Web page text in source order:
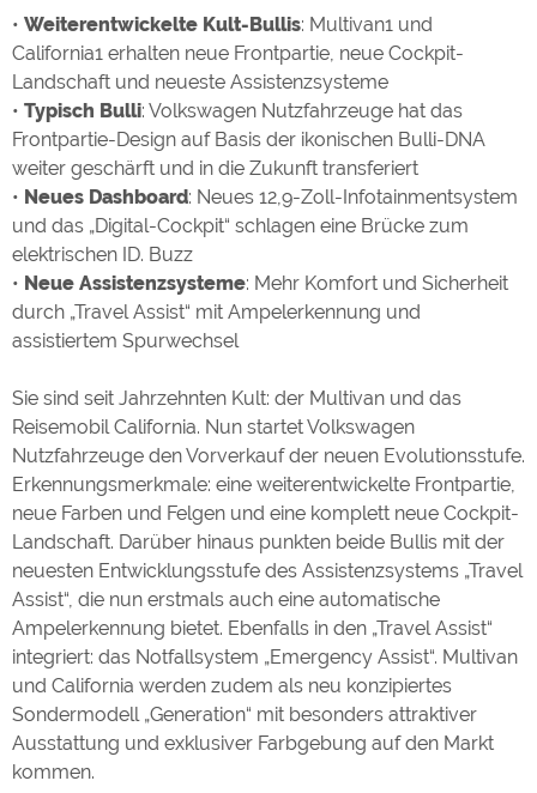
• Weiterentwickelte Kult-Bullis: Multivan1 und
California1 erhalten neue Frontpartie, neue Cockpit-
Landschaft und neueste Assistenzsysteme
• Typisch Bulli: Volkswagen Nutzfahrzeuge hat das
Frontpartie-Design auf Basis der ikonischen Bulli-DNA
weiter geschärft und in die Zukunft transferiert
• Neues Dashboard: Neues 12,9-Zoll-Infotainmentsystem
und das „Digital-Cockpit“ schlagen eine Brücke zum
elektrischen ID. Buzz
• Neue Assistenzsysteme: Mehr Komfort und Sicherheit
durch „Travel Assist“ mit Ampelerkennung und
assistiertem Spurwechsel
Sie sind seit Jahrzehnten Kult: der Multivan und das
Reisemobil California. Nun startet Volkswagen
Nutzfahrzeuge den Vorverkauf der neuen Evolutionsstufe.
Erkennungsmerkmale: eine weiterentwickelte Frontpartie,
neue Farben und Felgen und eine komplett neue Cockpit-
Landschaft. Darüber hinaus punkten beide Bullis mit der
neuesten Entwicklungsstufe des Assistenzsystems „Travel
Assist“, die nun erstmals auch eine automatische
Ampelerkennung bietet. Ebenfalls in den „Travel Assist“
integriert: das Notfallsystem „Emergency Assist“. Multivan
und California werden zudem als neu konzipiertes
Sondermodell „Generation“ mit besonders attraktiver
Ausstattung und exklusiver Farbgebung auf den Markt
kommen.
Externe Medien
Campingplätzen)
Campingplatzvorschau (Vorschau
der Internetseiten von
Campingplätzen)
siehe Datenschutzerklärung des
jeweiligen Anbieters
Google Maps (Kartensuche, Anfahrt https://policies.google.com/privacy
Google reCAPTCHA (Formulare) https://policies.google.com/privacy
Statistiken
Google Analytics https://policies.google.com/privacy
Marketing
Google Ads
https://policies.google.com/privacy
Google AdSense
https://policies.google.com/privacy
Google Remarketing
https://policies.google.com/privacy
Die Cookieeinstellungen können jeder Zeit im Footer
über "COOKIES" geändert werden!